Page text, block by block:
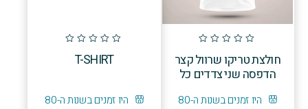
חולצת טריקו שרוול קצר
הדפסה שני צדדים כל
היו זמנים בשנות ה-80
T-SHIRT
היו זמנים בשנות ה-80